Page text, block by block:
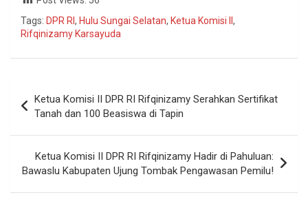
Tags: DPR RI , Hulu Sungai Selatan, Ketua Komisi II ,
Rifqinizamy Karsayuda
Ketua Komisi II DPR RI Rifqinizamy Serahkan Sertifikat
Tanah dan 100 Beasiswa di Tapin
Ketua Komisi II DPR RI Rifqinizamy Hadir di Pahuluan:
Bawaslu Kabupaten Ujung Tombak Pengawasan Pemilu!